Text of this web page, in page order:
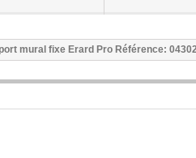
mural fixe Erard Pro Référence: